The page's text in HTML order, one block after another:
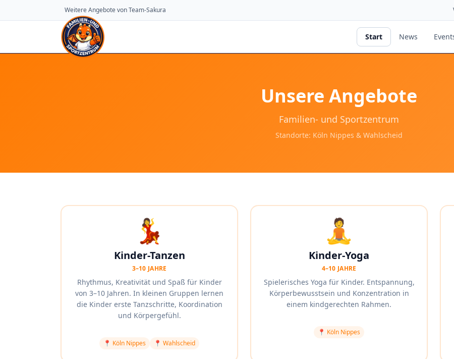
Weitere Angebote von Team-Sakura
Start News
Unsere Angebote
Familien- und Sportzentrum
Standorte: Köln Nippes & Wahlscheid
💃
Kinder-Tanzen
3–10 JAHRE
Rhythmus, Kreativität und Spaß für Kinder
von 3–10 Jahren. In kleinen Gruppen lernen
die Kinder erste Tanzschritte, Koordination
und Körpergefühl.
📍 Köln Nippes 📍 Wahlscheid
🧘
Kinder-Yoga
4–10 JAHRE
Spielerisches Yoga für Kinder. Entspannung,
Körperbewusstsein und Konzentration in
einem kindgerechten Rahmen.
📍 Köln Nippes